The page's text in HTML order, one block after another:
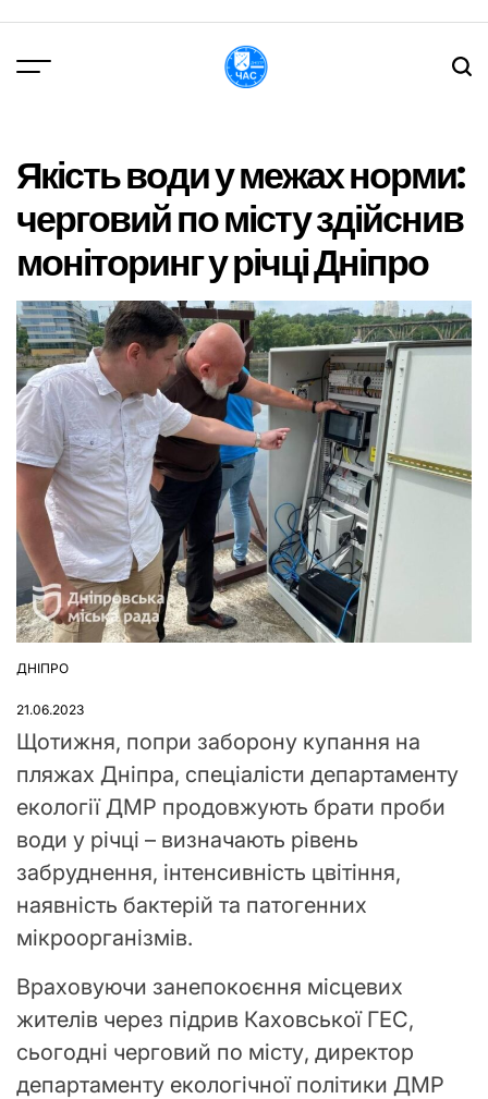
вмісту
Якість води у межах норми:
черговий по місту здійснив
моніторинг у річці Дніпро
ОПУБЛІКУВАТИ
ДНІПРО
21.06.2023
Щотижня, попри заборону купання на
пляжах Дніпра, спеціалісти департаменту
екології ДМР продовжують брати проби
води у річці – визначають рівень
забруднення, інтенсивність цвітіння,
наявність бактерій та патогенних
мікроорганізмів.
Враховуючи занепокоєння місцевих
жителів через підрив Каховської ГЕС,
сьогодні черговий по місту, директор
департаменту екологічної політики ДМР